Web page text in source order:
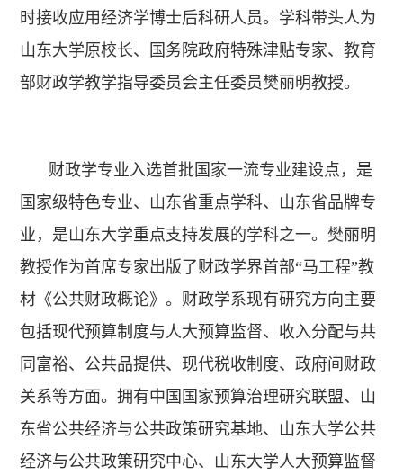
时接收应用经济学博士后科研人员。学科带头人为
山东大学原校长、国务院政府特殊津贴专家、教育
部财政学教学指导委员会主任委员樊丽明教授。
财政学专业入选首批国家一流专业建设点，是
国家级特色专业、山东省重点学科、山东省品牌专
业，是山东大学重点支持发展的学科之一。樊丽明
教授作为首席专家出版了财政学界首部“马工程”教
材《公共财政概论》。财政学系现有研究方向主要
包括现代预算制度与人大预算监督、收入分配与共
同富裕、公共品提供、现代税收制度、政府间财政
关系等方面。拥有中国国家预算治理研究联盟、山
东省公共经济与公共政策研究基地、山东大学公共
经济与公共政策研究中心、山东大学人大预算监督